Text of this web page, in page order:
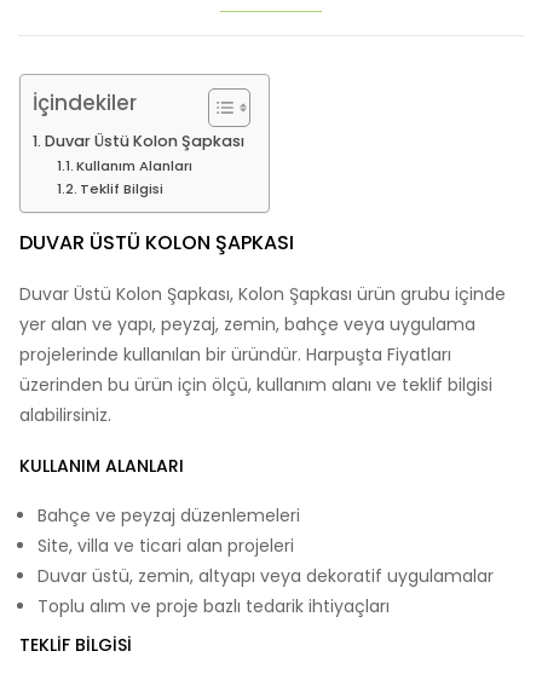
İçindekiler
Duvar Üstü Kolon Şapkası
Kullanım Alanları
Teklif Bilgisi
DUVAR ÜSTÜ KOLON ŞAPKASI
Duvar Üstü Kolon Şapkası, Kolon Şapkası ürün grubu içinde
yer alan ve yapı, peyzaj, zemin, bahçe veya uygulama
projelerinde kullanılan bir üründür. Harpuşta Fiyatları
üzerinden bu ürün için ölçü, kullanım alanı ve teklif bilgisi
alabilirsiniz.
KULLANIM ALANLARI
Bahçe ve peyzaj düzenlemeleri
Site, villa ve ticari alan projeleri
Duvar üstü, zemin, altyapı veya dekoratif uygulamalar
Toplu alım ve proje bazlı tedarik ihtiyaçları
TEKLIF BILGISI